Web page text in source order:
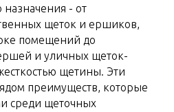
- от
щеток и ершиков,
помещений до
и уличных щеток-
щетины. Эти
преимуществ, которые
среди щеточных